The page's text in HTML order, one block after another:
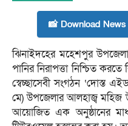
📸 Download
ঝিনাইদহের মহেশপুর
পানির নিরাপত্তা নিশ্চিত
স্বেচ্ছাসেবী সংগঠন ‘দোস্ত
মে) উপজেলার আলহাজ্ব মহিজ
আয়োজিত এক অনুষ্ঠানের